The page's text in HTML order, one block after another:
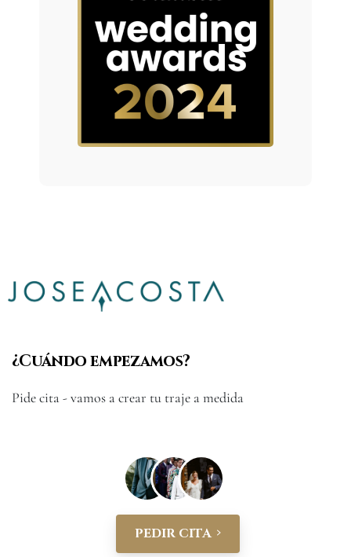
¿Cuándo empezamos?
Pide cita - vamos a crear tu traje a medida
PEDIR CITA